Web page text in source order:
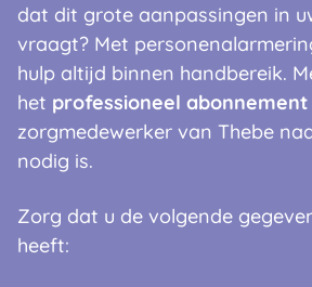
dat dit grote aanpassingen in
vraagt? Met
hulp altijd binnen handbereik.
het professioneel abonnement
zorgmedewerker van Thebe
nodig is.
Zorg dat u de volgende
heeft: